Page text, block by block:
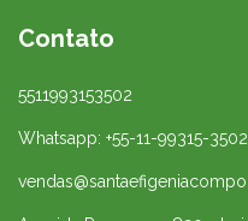
Contato
5511993153502
Whatsapp: +55-11-99315-